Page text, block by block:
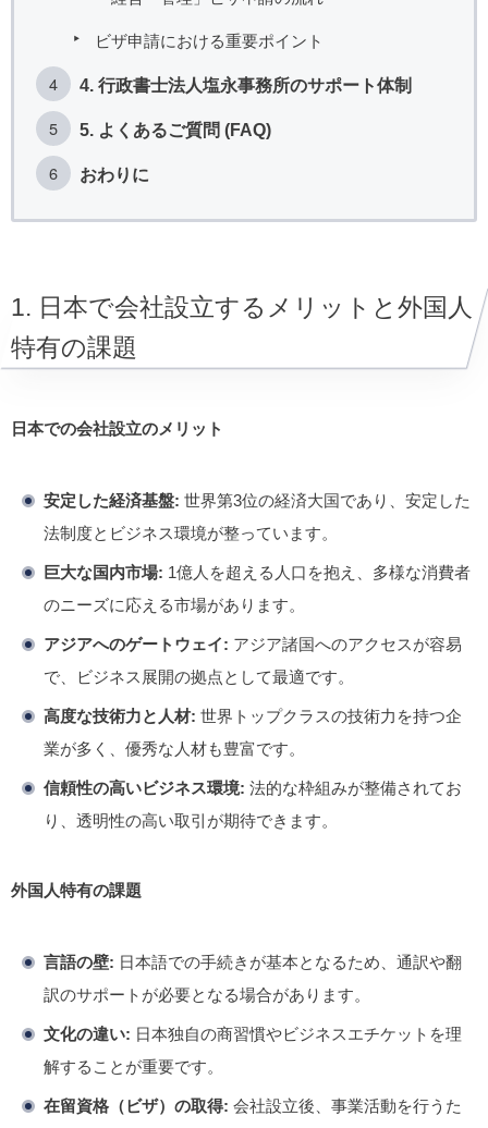
ビザ申請における重要ポイント
4. 行政書士法人塩永事務所のサポート体制
5. よくあるご質問 (FAQ)
おわりに
1. 日本で会社設立するメリットと外国人
特有の課題
日本での会社設立のメリット
安定した経済基盤: 世界第3位の経済大国であり、安定した
法制度とビジネス環境が整っています。
巨大な国内市場: 1億人を超える人口を抱え、多様な消費者
のニーズに応える市場があります。
アジアへのゲートウェイ: アジア諸国へのアクセスが容易
で、ビジネス展開の拠点として最適です。
高度な技術力と人材: 世界トップクラスの技術力を持つ企
業が多く、優秀な人材も豊富です。
信頼性の高いビジネス環境: 法的な枠組みが整備されてお
り、透明性の高い取引が期待できます。
外国人特有の課題
言語の壁: 日本語での手続きが基本となるため、通訳や翻
訳のサポートが必要となる場合があります。
文化の違い: 日本独自の商習慣やビジネスエチケットを理
解することが重要です。
在留資格（ビザ）の取得: 会社設立後、事業活動を行うた